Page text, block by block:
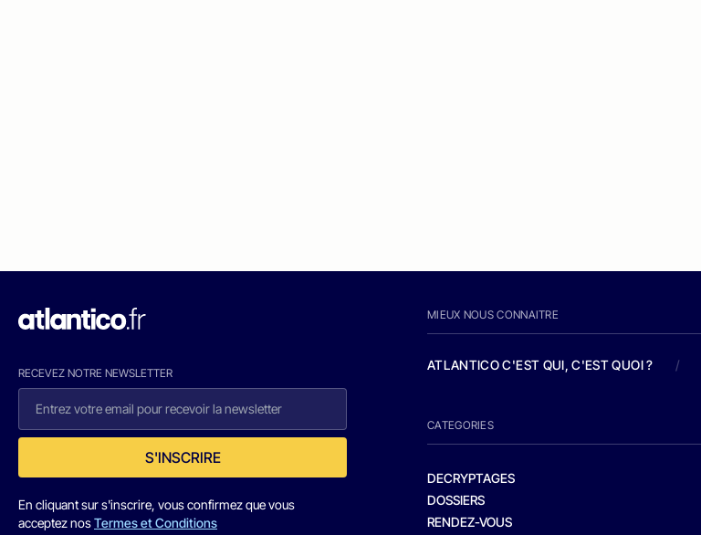
RECEVEZ NOTRE NEWSLETTER
S'INSCRIRE
En cliquant sur s'inscrire, vous confirmez que vous
acceptez nosTermes et Conditions
MIEUX NOUS CONNAITRE
ATLANTICO C'EST QUI, C'EST QUOI ? /
CATEGORIES
DECRYPTAGES
DOSSIERS
RENDEZ-VOUS